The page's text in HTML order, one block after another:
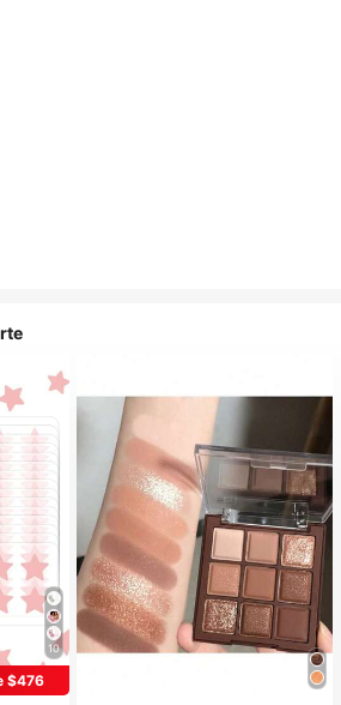
10
$476